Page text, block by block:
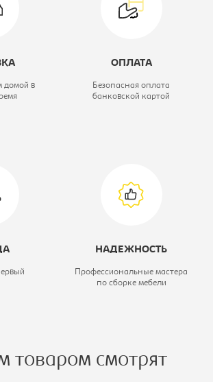
Модерн
домой в
ОПЛАТА
Безопасная оплата
банковской картой
НАДЕЖНОСТЬ
Профессиональные мастера
по сборке мебели
товаром смотрят